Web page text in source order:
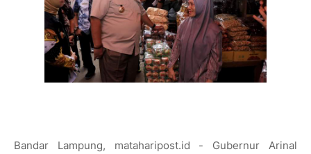
Bandar Lampung, mataharipost.id - Gubernur Arinal